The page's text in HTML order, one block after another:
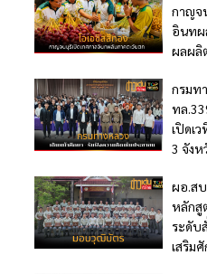
กาญจ
อินทผ
ผลผลิ
กรมท
ทล
เปิดเ
3 จังห
ผอ.ส
หลักสู
ระดับ
เสริม